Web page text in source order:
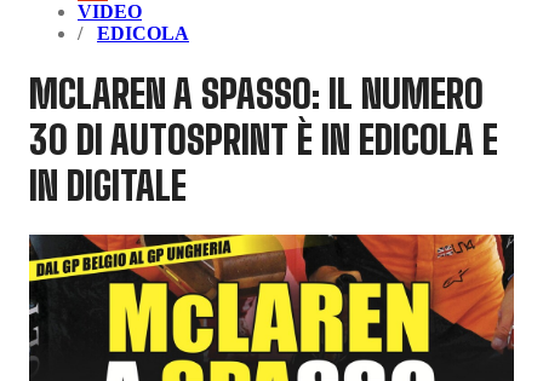
VIDEO
EDICOLA
MCLAREN A SPASSO: IL NUMERO
30 DI AUTOSPRINT È IN EDICOLA E
IN DIGITALE